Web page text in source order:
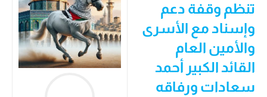
تنظم وقفة دعم
وإسناد مع الأسرى
والأمين العام
القائد الكبير أحمد
سعادات ورفاقه